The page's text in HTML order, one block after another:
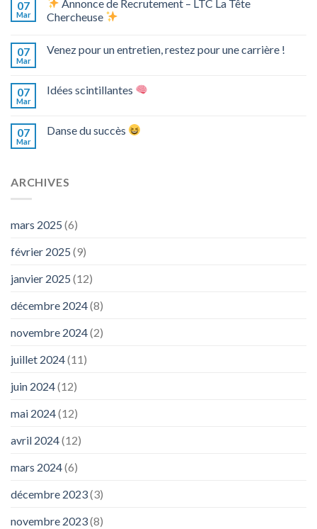
07
Mar
Annonce de Recrutement – LTC La Tête
Chercheuse
07
Mar
Venez pour un entretien, restez pour une carrière !
07
Mar
Idées scintillantes
07
Mar
Danse du succès
ARCHIVES
mars 2025 (6)
février 2025 (9)
janvier 2025 (12)
décembre 2024(8)
novembre 2024(2)
juillet 2024(11)
juin 2024(12)
mai 2024(12)
avril 2024(12)
mars 2024(6)
décembre 2023(3)
novembre 2023(8)